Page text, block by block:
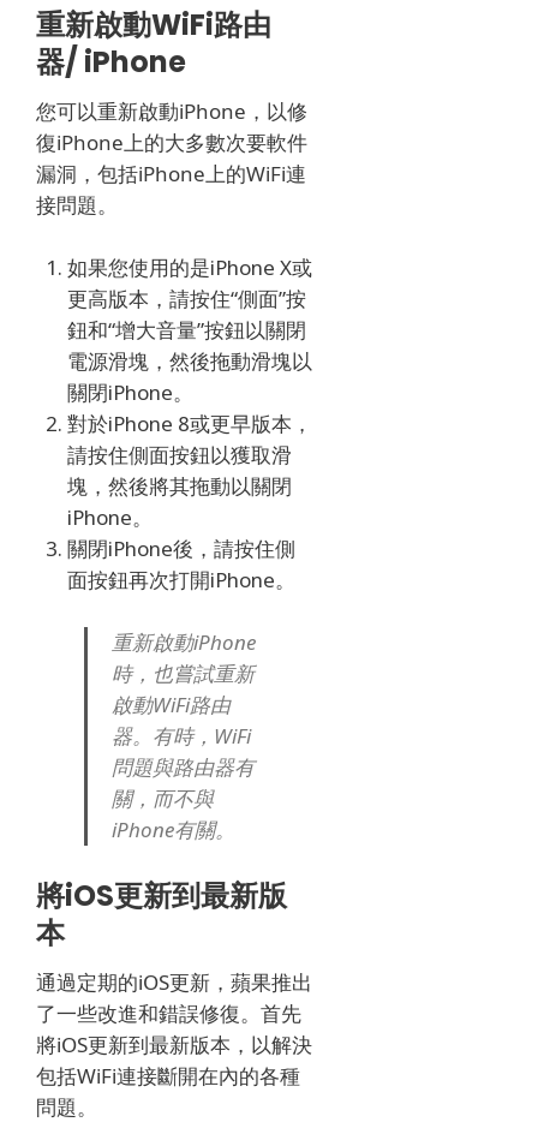
重新啟動WiFi路由
器/ iPhone
您可以重新啟動iPhone，以修
復iPhone上的大多數次要軟件
漏洞，包括iPhone上的WiFi連
接問題。
如果您使用的是iPhone X或
更高版本，請按住“側面”按
鈕和“增大音量”按鈕以關閉
電源滑塊，然後拖動滑塊以
關閉iPhone。
對於iPhone 8或更早版本，
請按住側面按鈕以獲取滑
塊，然後將其拖動以關閉
iPhone。
關閉iPhone後，請按住側
面按鈕再次打開iPhone。
重新啟動iPhone
時，也嘗試重新
啟動WiFi路由
器。 有時，WiFi
問題與路由器有
關，而不與
iPhone有關。
將iOS更新到最新版
本
通過定期的iOS更新，蘋果推出
了一些改進和錯誤修復。 首先
將iOS更新到最新版本，以解決
包括WiFi連接斷開在內的各種
問題。